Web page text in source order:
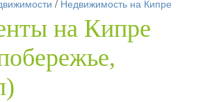
/ Недвижимость на Кипре
на Кипре